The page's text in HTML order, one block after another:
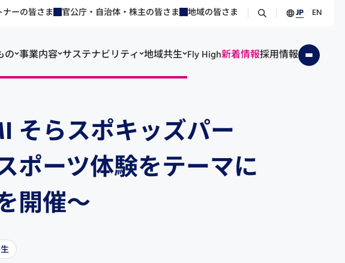
ーの皆さま 官公庁・自治体・株主の皆さま 地域の皆さま JP EN
の 事業内容 サステナビリティ 地域共生 Fly High新着情報採用情報
そらスポキッズパー
ポーツ体験をテーマに
開催～